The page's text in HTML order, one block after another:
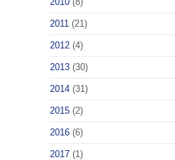
2011 (21)
2012 (4)
2013 (30)
2014 (31)
2015 (2)
2016 (6)
2017 (1)